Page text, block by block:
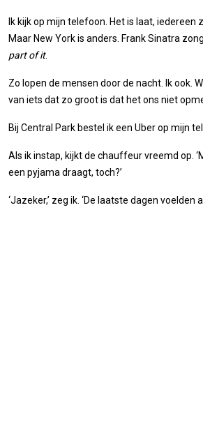
Ik kijk op mijn telefoon. Het is laat, iedereen
Maar New York is anders. Frank Sinatra
part of it.
Zo lopen de mensen door de nacht. Ik ook.
van iets dat zo groot is dat het ons niet
Bij Central Park bestel ik een Uber op mijn
Als ik instap, kijkt de chauffeur vreemd op.
een pyjama draagt, toch?’
‘Jazeker,’ zeg ik. ‘De laatste dagen voelden